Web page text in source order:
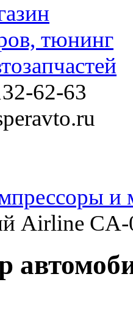
62-63
и
Airline CA-